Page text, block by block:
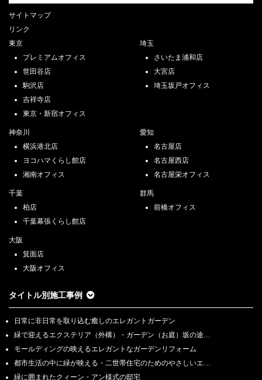
サイトマップ
リンク
東京
プレミアムオフィス
世田谷店
駒沢店
吉祥寺店
東京・新宿オフィス
千葉
柏店
千葉幕張くらし館店
群馬
前橋オフィス
愛知
名古屋店
名古屋西店
名古屋栄オフィス
神奈川
横浜港北店
ヨコハマくらし館店
湘南オフィス
埼玉
さいたま浦和店
大宮店
埼玉坂戸オフィス
大阪
箕面店
大阪オフィス
タイトル別施工事例
日常に非日常を取り込む癒しのエレガントガーデン
緑で迎えるエクステリア（外構）・ガーデン（お庭）坂の途…
モールディングの映えるエレガントなガーデンリフォーム
都市生活の中に緑が映える・二世帯住宅のためのやさしいエ…
緑に囲まれたクィーン・アン様式の邸宅